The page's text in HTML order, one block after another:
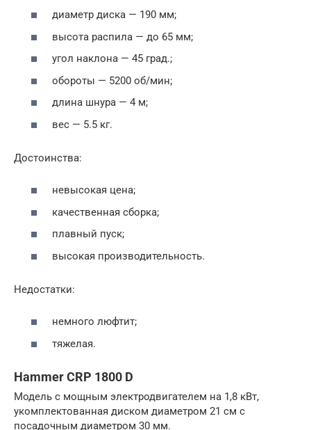
диаметр диска — 190 мм;
высота распила — до 65 мм;
угол наклона — 45 град.;
обороты — 5200 об/мин;
длина шнура — 4 м;
вес — 5.5 кг.
Достоинства:
невысокая цена;
качественная сборка;
плавный пуск;
высокая производительность.
Недостатки:
немного люфтит;
тяжелая.
Hammer CRP 1800 D
Модель с мощным электродвигателем на 1,8 кВт,
укомплектованная диском диаметром 21 см с
посадочным диаметром 30 мм.